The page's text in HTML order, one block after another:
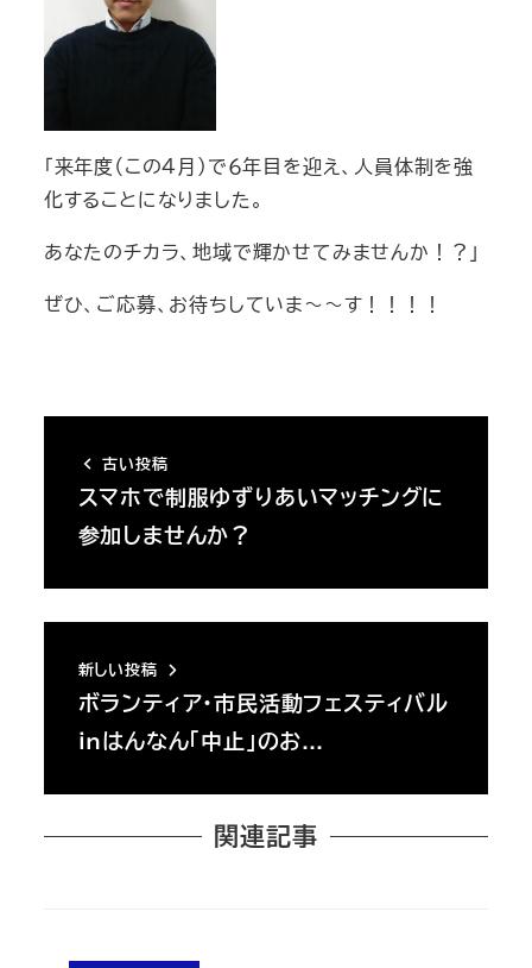
「来年度（この４月）で６年目を迎え、人員体制を強
化することになりました。
あなたのチカラ、地域で輝かせてみませんか！？」
ぜひ、ご応募、お待ちしていま～～す！！！！
古い投稿
スマホで制服ゆずりあいマッチングに
参加しませんか？
新しい投稿
ボランティア・市民活動フェスティバル
ｉｎはんなん「中止」のお…
関連記事